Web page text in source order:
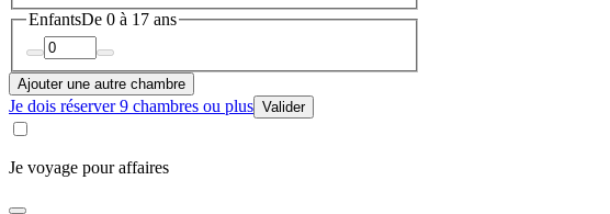
EnfantsDe 0 à 17 ans
Ajouter une autre chambre
Je dois réserver 9 chambres ou plus Valider
Je voyage pour affaires